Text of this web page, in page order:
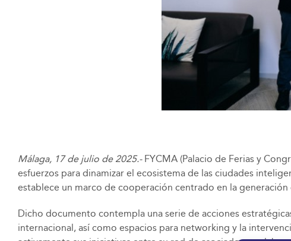
Málaga, 17 de julio de 2025.-FYCMA (Palacio de Ferias y
esfuerzos para dinamizar el ecosistema de las ciudades
establece un marco de cooperación centrado en la
Dicho documento contempla una serie de acciones
internacional, así como espacios para networking y la